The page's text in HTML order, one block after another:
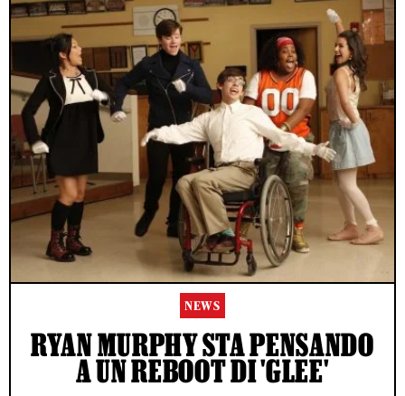
NEWS
RYAN MURPHY STA PENSANDO
A UN REBOOT DI 'GLEE'